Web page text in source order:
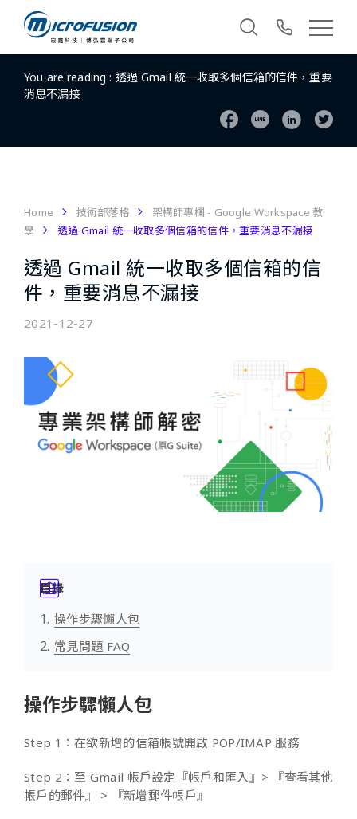
You are reading : 透過 Gmail 統一收取多個信箱的信件，重要
消息不漏接
Home 技術部落格
架構師專欄 - Google Workspace 教
學
透過 Gmail 統一收取多個信箱的信件，重要消息不漏接
透過 Gmail 統一收取多個信箱的信
件，重要消息不漏接
2021-12-27
目錄
操作步驟懶人包
常見問題 FAQ
操作步驟懶人包
Step 1：在欲新增的信箱帳號開啟 POP/IMAP 服務
Step 2：至 Gmail 帳戶設定『帳戶和匯入』> 『查看其他
帳戶的郵件』 > 『新增郵件帳戶』